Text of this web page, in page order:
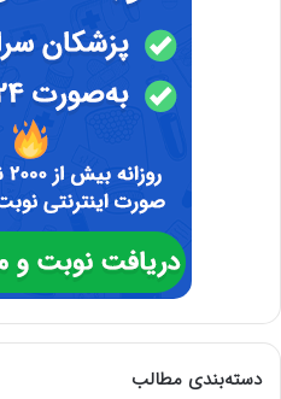
دسته‌بندی مطالب